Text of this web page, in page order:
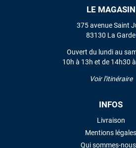
LE MAGASIN
375 avenue Saint
83130 La Garde
Ouvert du lundi au
10h à 13h et de 14h30
Voir l'itinéraire
INFOS
Livraison
Mentions légales
Qui sommes-
VOIR TOUS LES